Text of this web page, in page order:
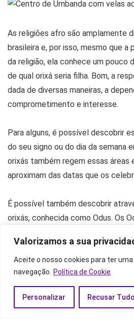
Valorizamos a sua
Aceite o nosso cookies para ter
navegação.
Política de Cookie
Personalizar Recusar Tudo
As religiões afro são amplamente
brasileira e, por isso, mesmo que a
da religião, ela conhece um pouco
de qual orixá seria filha. Bom, a
dada de diversas maneiras, a
comprometimento e interesse.
Para alguns, é possível descobrir
do seu signo ou do dia da semana
orixás também regem essas áreas
aproximam das datas que os
É possível também descobrir
orixás, conhecida como Odus. Os
o seu, basta somar todos os
nascimento. Caso o número seja
ser reduzido a um número único,
orixá.